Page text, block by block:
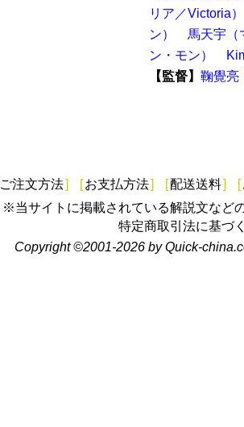
リア／Victoria）
ン）
馬天宇（
ン・モン）
【監督】 鞠覺亮
ご注文方法] [お支払方法] [配送送料] [
※当サイトに掲載されている解説文など
特定商取引法に基づ
Copyright ©2001-2026 by Quick-